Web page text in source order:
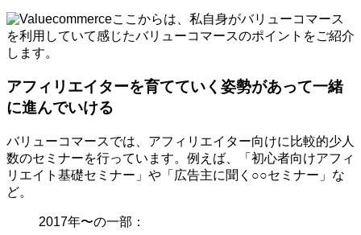
ここからは、私自身がバリューコマース
を利用していて感じたバリューコマースのポイントをご紹介
します。
アフィリエイターを育てていく姿勢があって一緒
に進んでいける
バリューコマースでは、アフィリエイター向けに比較的少人
数のセミナーを行っています。例えば、「初心者向けアフィ
リエイト基礎セミナー」や「広告主に聞く○○セミナー」な
ど。
2017年〜の一部：